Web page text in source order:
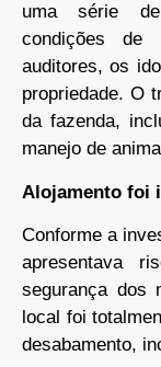
uma série de
condições de
auditores, os
propriedade. O
da fazenda,
manejo de
Alojamento foi
Conforme a
apresentava
segurança dos
local foi
desabamento,